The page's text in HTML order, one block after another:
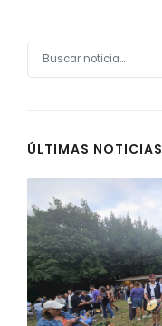
ÚLTIMAS NOTICIAS